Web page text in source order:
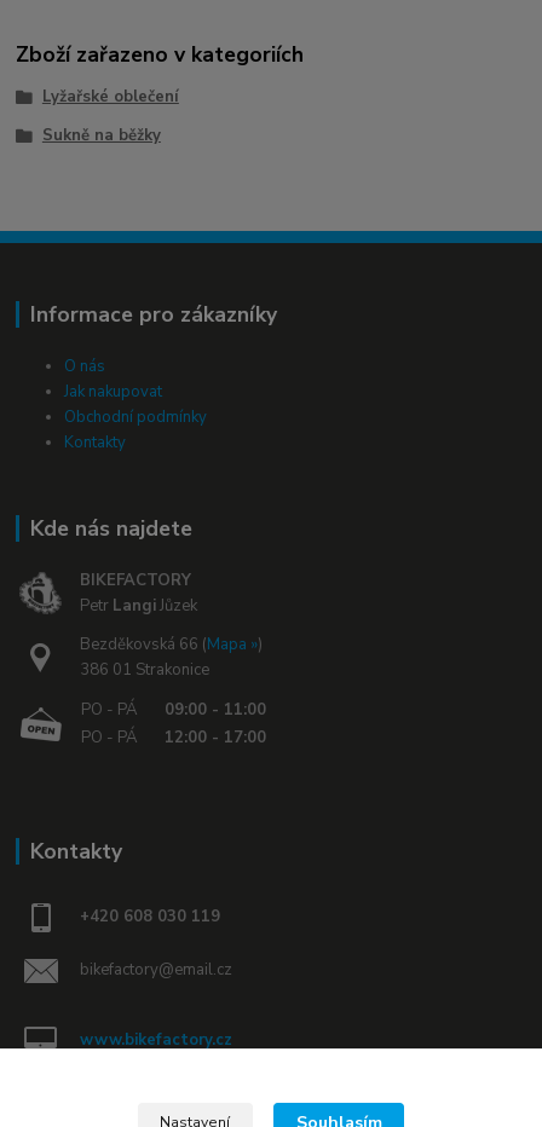
Zboží zařazeno v kategoriích
Lyžařské oblečení
Sukně na běžky
Informace pro zákazníky
O nás
Jak nakupovat
Obchodní podmínky
Kontakty
Kde nás najdete
BIKEFACTORY
Petr LangiJůzek
Bezděkovská 66 (Mapa »)
386 01 Strakonice
PO - PÁ
09:00 - 11:00
PO - PÁ
12:00 - 17:00
Kontakty
+420 608 030 119
bikefactory@email.cz
www.bikefactory.cz
Nastavení